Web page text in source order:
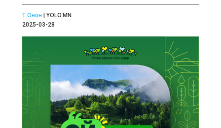
Т.Онон | YOLO.MN
2025-03-28